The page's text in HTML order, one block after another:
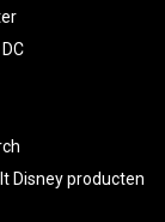
Disney producten